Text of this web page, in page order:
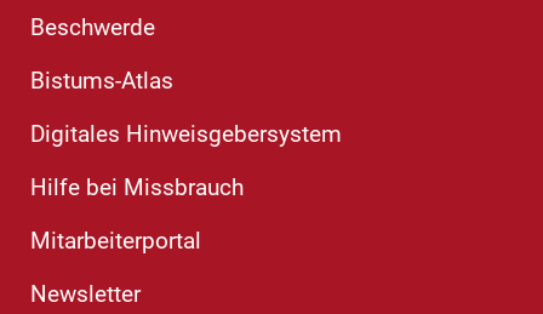
Beschwerde
Bistums-Atlas
Digitales Hinweisgebersystem
Hilfe bei Missbrauch
Mitarbeiterportal
Newsletter